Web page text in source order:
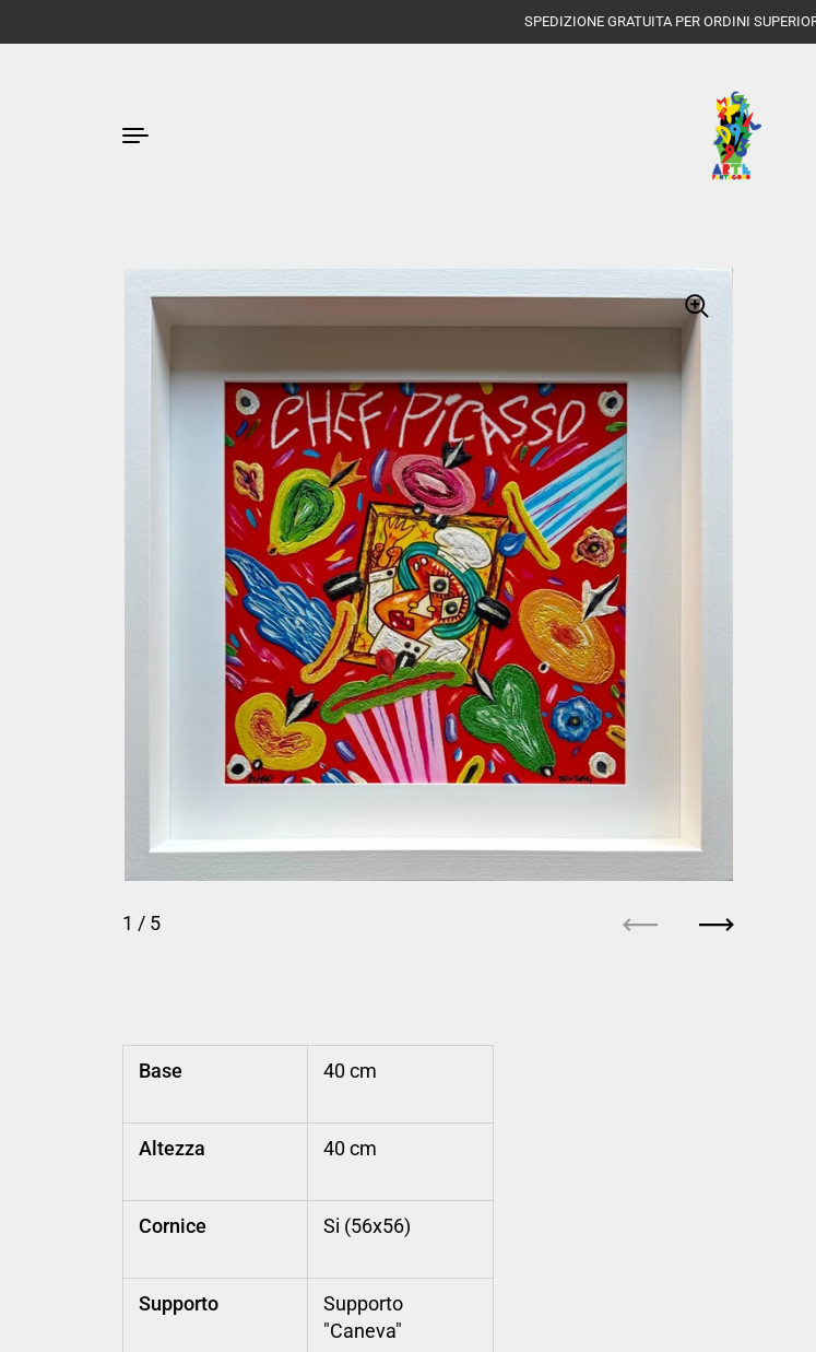
SPEDIZIONE GRATUITA PER ORDINI
1 / 5
PrecedenteSuccessivo
Base 40 cm
Altezza 40 cm
Cornice Si (56x56)
Supporto
Supporto
"Caneva"